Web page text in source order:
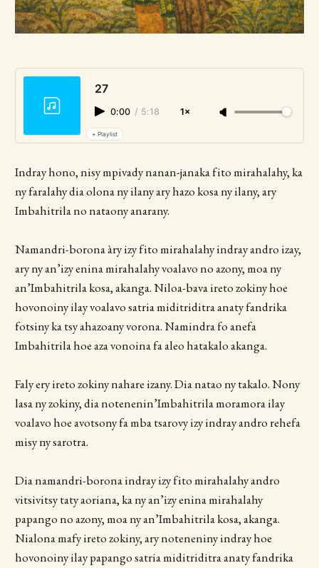
27
0:00 / 5:18 1×
+ Playlist
Indray hono, nisy mpivady nanan-janaka fito mirahalahy, ka
ny faralahy dia olona ny ilany ary hazo kosa ny ilany, ary
Imbahitrila no nataony anarany.
Namandri-borona àry izy fito mirahalahy indray andro izay,
ary ny an’izy enina mirahalahy voalavo no azony, moa ny
an’Imbahitrila kosa, akanga. Niloa-bava ireto zokiny hoe
hovonoiny ilay voalavo satria miditriditra anaty fandrika
fotsiny ka tsy ahazoany vorona. Namindra fo anefa
Imbahitrila hoe aza vonoina fa aleo hatakalo akanga.
Faly ery ireto zokiny nahare izany. Dia natao ny takalo. Nony
lasa ny zokiny, dia notenenin’Imbahitrila moramora ilay
voalavo hoe avotsony fa mba tsarovy izy indray andro rehefa
misy ny sarotra.
Dia namandri-borona indray izy fito mirahalahy andro
vitsivitsy taty aoriana, ka ny an’izy enina mirahalahy
papango no azony, moa ny an’Imbahitrila kosa, akanga.
Nialona mafy ireto zokiny, ary noteneniny indray hoe
hovonoiny ilay papango satria miditriditra anaty fandrika